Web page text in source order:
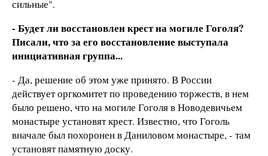
сильные".
- Будет ли восстановлен крест на могиле Гоголя?
Писали, что за его восстановление выступала
инициативная группа...
- Да, решение об этом уже принято. В России
действует оргкомитет по проведению торжеств, в нем
было решено, что на могиле Гоголя в Новодевичьем
монастыре установят крест. Известно, что Гоголь
вначале был похоронен в Даниловом монастыре, - там
установят памятную доску.